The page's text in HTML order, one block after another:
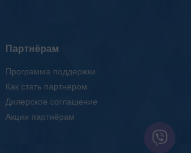
Партнёрам
Программа поддержки
Как стать партнером
Дилерское соглашение
Акции партнёрам